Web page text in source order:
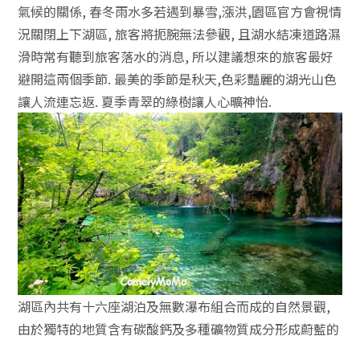
氣候的關係, 春冬雨水多若遇到暴雪,漲洪,園區官方會視情
況關閉上下湖區, 旅客將扼腕無法參觀, 且湖水結凍道路濕
滑時常有聽到旅客落水的消息, 所以建議想來的旅客最好
避開這兩個季節. 最美的季節是秋天,色彩豔麗的湖光山色
讓人流連忘返. 夏季青翠的綠樹讓人心曠神怡.
湖區內共有十六座湖泊及無數瀑布組合而成的自然景觀,
由於獨特的地質含有碳酸鈣及多種礦物質成分形成蔚藍的